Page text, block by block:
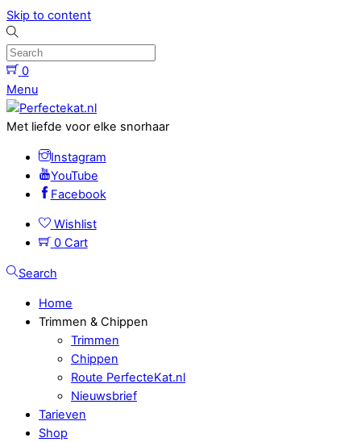
Skip to content
0
Menu
Met liefde voor elke snorhaar
Instagram
YouTube
Facebook
Wishlist
0 Cart
Search
Home
Trimmen & Chippen
Trimmen
Chippen
Route PerfecteKat.nl
Nieuwsbrief
Tarieven
Shop